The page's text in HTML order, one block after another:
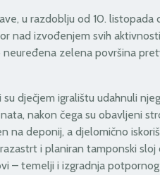
u razdoblju od 10.
nad izvođenjem svih
zelena površina
dječjem igralištu udahnuli
nakon čega su obavljeni
na deponij, a djelomično
i planiran tamponski
– temelji i izgradnja